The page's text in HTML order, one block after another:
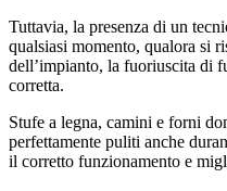
Tuttavia, la presenza di un
qualsiasi momento, qualora si
dell’impianto, la fuoriuscita di
corretta.
Stufe a legna, camini e forni
perfettamente puliti anche
il corretto funzionamento e